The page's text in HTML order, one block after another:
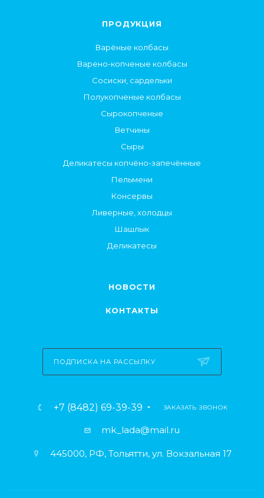
ПРОДУКЦИЯ
Варёные колбасы
Варено-копченые колбасы
Сосиски, сардельки
Полукопченые колбасы
Сырокопченые
Ветчины
Сыры
Деликатесы копчёно-запечённые
Пельмени
Консервы
Ливерные, холодцы
Шашлык
Деликатесы
НОВОСТИ
КОНТАКТЫ
ПОДПИСКА НА РАССЫЛКУ
+7 (8482) 69-39-39 ЗАКАЗАТЬ ЗВОНОК
mk_lada@mail.ru
445000, РФ, Тольятти, ул. Вокзальная 17